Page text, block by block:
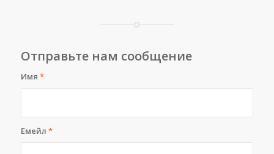
Отправьте нам сообщение
Имя *
Емейл *